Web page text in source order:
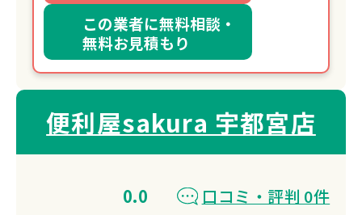
この業者に無料相談・
無料お見積もり
便利屋sakura 宇都宮店
0.0
口コミ・評判 0件